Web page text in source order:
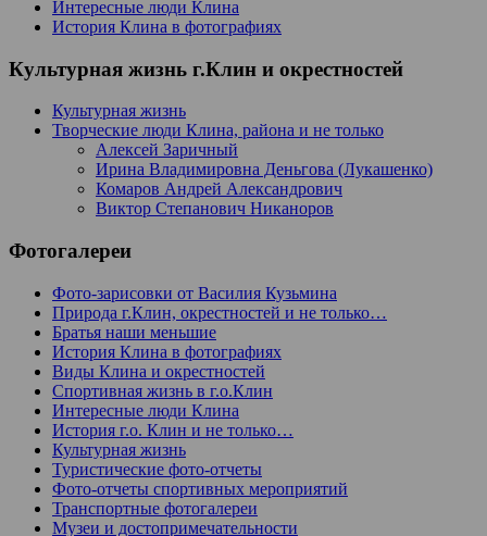
Интересные люди Клина
История Клина в фотографиях
Культурная жизнь г.Клин и окрестностей
Культурная жизнь
Творческие люди Клина, района и не только
Алексей Заричный
Ирина Владимировна Деньгова (Лукашенко)
Комаров Андрей Александрович
Виктор Степанович Никаноров
Фотогалереи
Фото-зарисовки от Василия Кузьмина
Природа г.Клин, окрестностей и не только…
Братья наши меньшие
История Клина в фотографиях
Виды Клина и окрестностей
Спортивная жизнь в г.о.Клин
Интересные люди Клина
История г.о. Клин и не только…
Культурная жизнь
Туристические фото-отчеты
Фото-отчеты спортивных мероприятий
Транспортные фотогалереи
Музеи и достопримечательности